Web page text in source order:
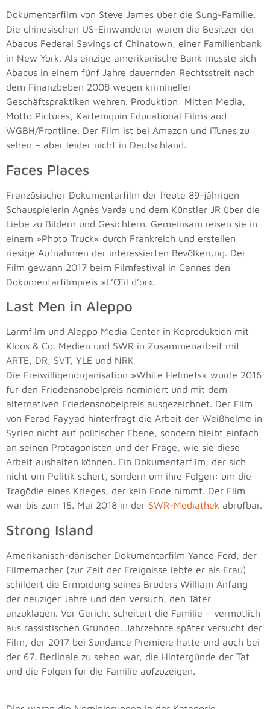
Dokumentarfilm von Steve James über die Sung-Familie.
Die chinesischen US-Einwanderer waren die Besitzer der
Abacus Federal Savings of Chinatown, einer Familienbank
in New York. Als einzige amerikanische Bank musste sich
Abacus in einem fünf Jahre dauernden Rechtsstreit nach
dem Finanzbeben 2008 wegen krimineller
Geschäftspraktiken wehren. Produktion: Mitten Media,
Motto Pictures, Kartemquin Educational Films and
WGBH/Frontline. Der Film ist bei Amazon und iTunes zu
sehen – aber leider nicht in Deutschland.
Faces Places
Französischer Dokumentarfilm der heute 89-jährigen
Schauspielerin Agnès Varda und dem Künstler JR über die
Liebe zu Bildern und Gesichtern. Gemeinsam reisen sie in
einem »Photo Truck« durch Frankreich und erstellen
riesige Aufnahmen der interessierten Bevölkerung. Der
Film gewann 2017 beim Filmfestival in Cannes den
Dokumentarfilmpreis »L’Œil d’or«.
Last Men in Aleppo
Larmfilm und Aleppo Media Center in Koproduktion mit
Kloos & Co. Medien und SWR in Zusammenarbeit mit
ARTE, DR, SVT, YLE und NRK
Die Freiwilligenorganisation »White Helmets« wurde 2016
für den Friedensnobelpreis nominiert und mit dem
alternativen Friedensnobelpreis ausgezeichnet. Der Film
von Ferad Fayyad hinterfragt die Arbeit der Weißhelme in
Syrien nicht auf politischer Ebene, sondern bleibt einfach
an seinen Protagonisten und der Frage, wie sie diese
Arbeit aushalten können. Ein Dokumentarfilm, der sich
nicht um Politik schert, sondern um ihre Folgen: um die
Tragödie eines Krieges, der kein Ende nimmt. Der Film
war bis zum 15. Mai 2018 in der SWR-Mediathek abrufbar.
Strong Island
Amerikanisch-dänischer Dokumentarfilm Yance Ford, der
Filmemacher (zur Zeit der Ereignisse lebte er als Frau)
schildert die Ermordung seines Bruders William Anfang
der neuziger Jahre und den Versuch, den Täter
anzuklagen. Vor Gericht scheitert die Familie – vermutlich
aus rassistischen Gründen. Jahrzehnte später versucht der
Film, der 2017 bei Sundance Premiere hatte und auch bei
der 67. Berlinale zu sehen war, die Hintergünde der Tat
und die Folgen für die Familie aufzuzeigen.